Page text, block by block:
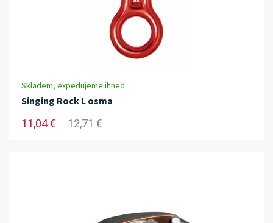
Skladem, expedujeme ihned
Singing Rock L osma
11,04 € 12,71 €